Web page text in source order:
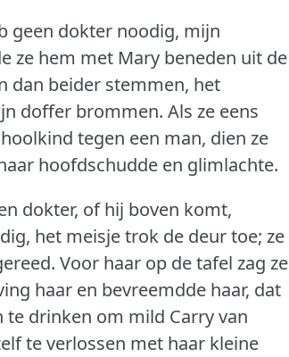
geen dokter noodig, mijn
ze hem met Mary beneden uit de
dan beider stemmen, het
doffer brommen. Als ze eens
tegen een man, dien ze
hoofdschudde en glimlachte.
dokter, of hij boven komt,
het meisje trok de deur toe; ze
Voor haar op de tafel zag ze
haar en bevreemdde haar, dat
drinken om mild Carry van
te verlossen met haar kleine